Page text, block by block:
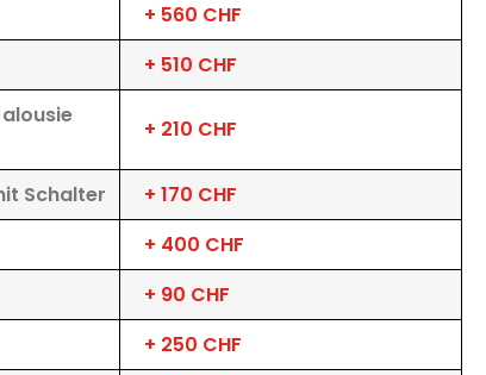
+ 560 CHF
+ 510 CHF
+ 210 CHF
Schalter
+ 170 CHF
+ 400 CHF
+ 90 CHF
+ 250 CHF